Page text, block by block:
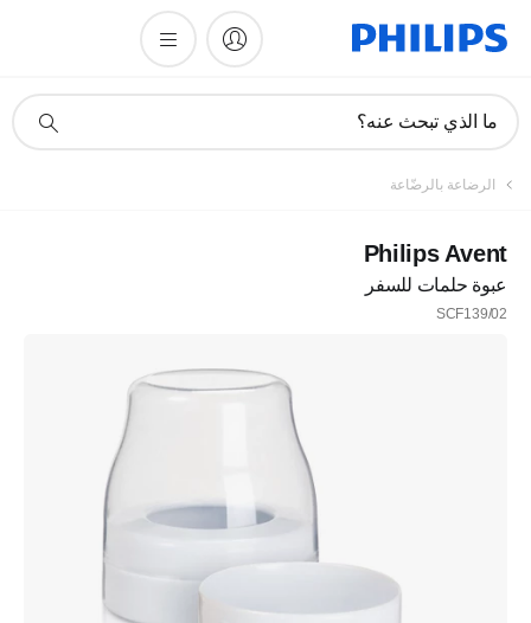
دعم
ما الذي تبحث عنه؟
الرضاعة بالرضّاعة
Philips Avent
عبوة حلمات للسفر
SCF139/02